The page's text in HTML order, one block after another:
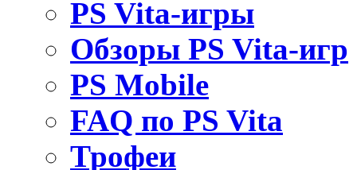
PS Vita-игры
Обзоры PS Vita-игр
PS Mobile
FAQ по PS Vita
Трофеи